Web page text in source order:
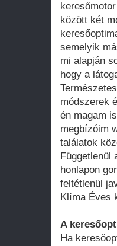
között két
semelyik
mi alapján
hogy a
módszerek
én magam
megbízóim
találatok
Függetlenül
honlapon
feltétlenül
Klíma Éves
A
Ha